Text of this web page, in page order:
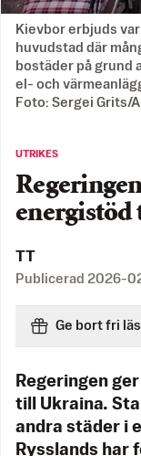
Kievbor erbjuds
huvudstad där
bostäder på grund
el- och
Foto: Sergei Grits/
UTRIKES
TT
Publicerad 2026-
Ge bort fri
Regeringen
till Ukraina.
andra städer i
Rysslands har